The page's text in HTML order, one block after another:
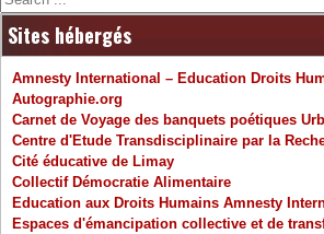
Sites hébergés
Amnesty International – Education Droits
Autographie.org
Carnet de Voyage des banquets poétiques
Centre d'Etude Transdisciplinaire par la
Cité éducative de Limay
Collectif Démocratie Alimentaire
Education aux Droits Humains Amnesty
Espaces d'émancipation collective et de